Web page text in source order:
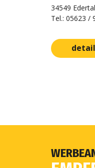
34549 Edertal
Tel.: 05623 /